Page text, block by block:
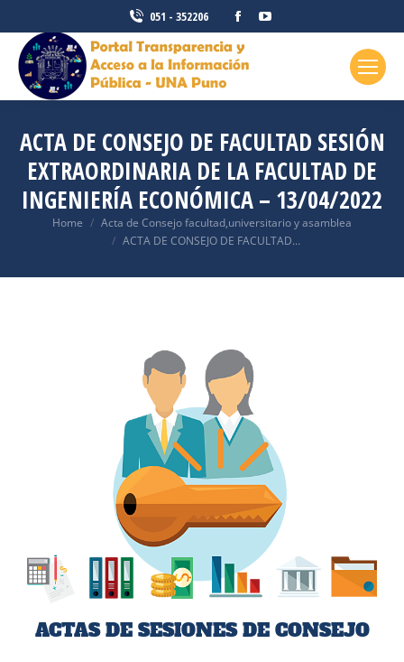
051 - 352206
ACTA DE CONSEJO DE FACULTAD SESIÓN
EXTRAORDINARIA DE LA FACULTAD DE
INGENIERÍA ECONÓMICA – 13/04/2022
You are here:
Home
Acta de Consejo facultad,universitario y asamblea
ACTA DE CONSEJO DE FACULTAD…
ACTAS DE SESIONES DE CONSEJO